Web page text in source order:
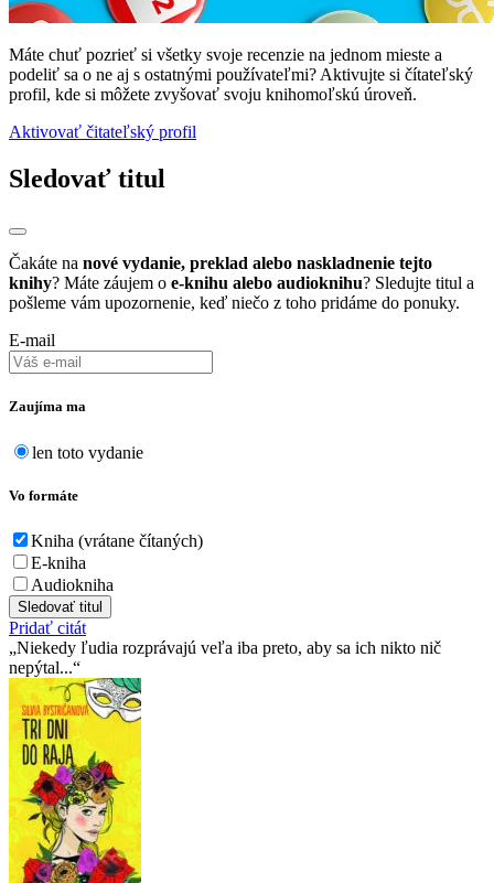
Máte chuť pozrieť si všetky svoje recenzie na jednom mieste a
podeliť sa o ne aj s ostatnými používateľmi? Aktivujte si čítateľský
profil, kde si môžete zvyšovať svoju knihomoľskú úroveň.
Aktivovať čitateľský profil
Sledovať titul
Čakáte na nové vydanie, preklad alebo naskladnenie tejto
knihy? Máte záujem o e-knihu alebo audioknihu? Sledujte titul a
pošleme vám upozornenie, keď niečo z toho pridáme do ponuky.
E-mail
Zaujíma ma
len toto vydanie
Vo formáte
Kniha (vrátane čítaných)
E-kniha
Audiokniha
Sledovať titul
Pridať citát
Niekedy ľudia rozprávajú veľa iba preto, aby sa ich nikto nič
nepýtal...